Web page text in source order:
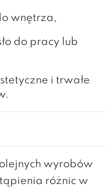
wnętrza,
do pracy lub
i trwałe
wyrobów
różnic w